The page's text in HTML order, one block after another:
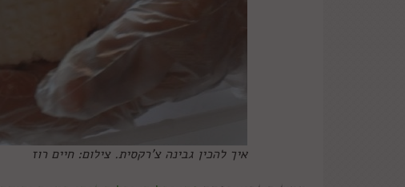
איך להכין גבינה צ'רקסית. צילום: חיים רוז